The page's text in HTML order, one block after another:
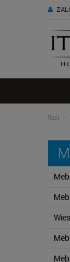
Itali